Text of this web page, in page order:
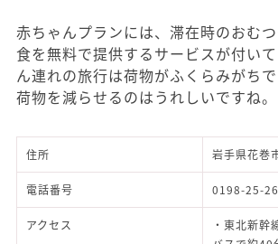
赤ちゃんプランには、滞在時のおむ
食を無料で提供するサービスが付い
ん連れの旅行は荷物がふくらみがち
荷物を減らせるのはうれしいですね。
住所 岩手県花巻
電話番号 0198-25-
アクセス
・東北新幹